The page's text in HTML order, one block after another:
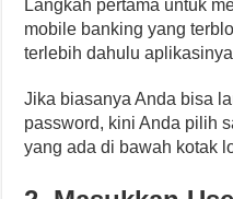
Langkah pertama untuk
mobile banking yang
terlebih dahulu
Jika biasanya Anda bisa
password, kini Anda pilih
yang ada di bawah kotak